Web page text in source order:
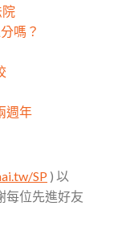
院
嗎？
週年
SP ) 以
每位先進好友